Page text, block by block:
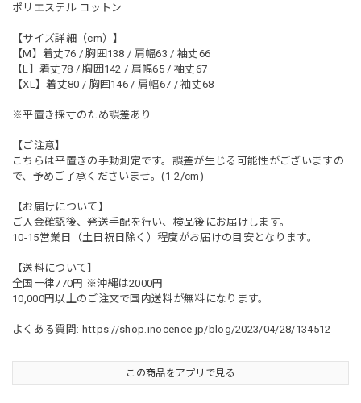
ポリエステル コットン
【サイズ詳細（cm）】
【M】着丈76 / 胸囲138 / 肩幅63 / 袖丈66
【L】着丈78 / 胸囲142 / 肩幅65 / 袖丈67
【XL】着丈80 / 胸囲146 / 肩幅67 / 袖丈68
※平置き採寸のため誤差あり
【ご注意】
こちらは平置きの手動測定です。誤差が生じる可能性がございますの
で、予めご了承くださいませ。(1-2/cm)
【お届けについて】
ご入金確認後、発送手配を行い、検品後にお届けします。
10-15営業日（土日祝日除く）程度がお届けの目安となります。
【送料について】
全国一律770円 ※沖縄は2000円
10,000円以上のご注文で国内送料が無料になります。
よくある質問: https://shop.inocence.jp/blog/2023/04/28/134512
この商品をアプリで見る